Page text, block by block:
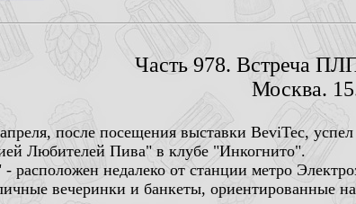
Часть 978. Встреча
Москва.
после посещения выставки BeviTec,
Любителей Пива" в клубе "Инкогнито".
расположен недалеко от станции метро
вечеринки и банкеты, ориентированные